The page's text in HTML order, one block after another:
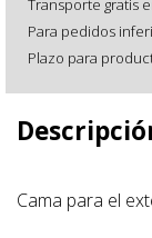
Transporte gratis
Para pedidos
Plazo para
Cama para el